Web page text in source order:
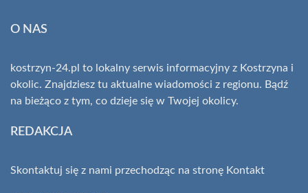
O NAS
kostrzyn-24.pl to lokalny serwis informacyjny z Kostrzyna i
okolic. Znajdziesz tu aktualne wiadomości z regionu. Bądź
na bieżąco z tym, co dzieje się w Twojej okolicy.
REDAKCJA
Skontaktuj się z nami przechodząc na stronę Kontakt